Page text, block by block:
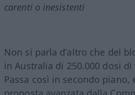
carenti o inesistenti
Non si parla d’altro che del
in Australia di 250.000 dosi
Passa così in secondo piano,